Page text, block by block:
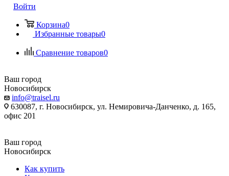
Войти
Корзина0
Избранные товары0
Сравнение товаров0
Ваш город
Новосибирск
info@traisel.ru
630087, г. Новосибирск, ул. Немировича-Данченко, д. 165,
офис 201
Ваш город
Новосибирск
Как купить